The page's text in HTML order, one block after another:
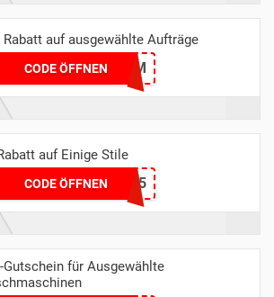
Rabatt auf ausgewählte Aufträge
CODE ÖFFNENNILAM
auf Einige Stile
CODE ÖFFNENFREITAG5
Gutschein für Ausgewählte